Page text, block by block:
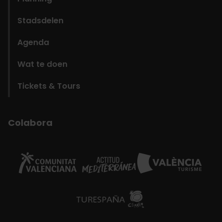
Stadsdelen
Agenda
Wat te doen
Tickets & Tours
Colabora